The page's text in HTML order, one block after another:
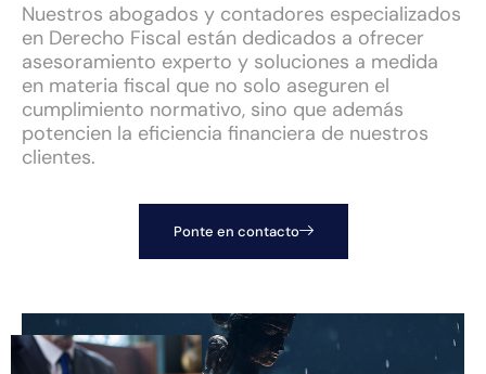
Nuestros abogados y contadores especializados
en Derecho Fiscal están dedicados a ofrecer
asesoramiento experto y soluciones a medida
en materia fiscal que no solo aseguren el
cumplimiento normativo, sino que además
potencien la eficiencia financiera de nuestros
clientes.
Ponte en contacto